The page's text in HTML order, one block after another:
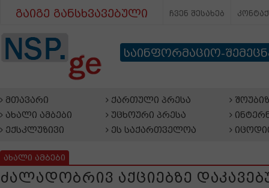
გაიგე განსხვავებული ჩვენ შესახებ
საინფორმაციო-
მთავარი
ახალი ამბები
ექსკლუზივი
ქართული პრესა
უცხოური პრესა
ეს საქართველოა
ახალი ამბები
ძალადობრივ აქციებზე